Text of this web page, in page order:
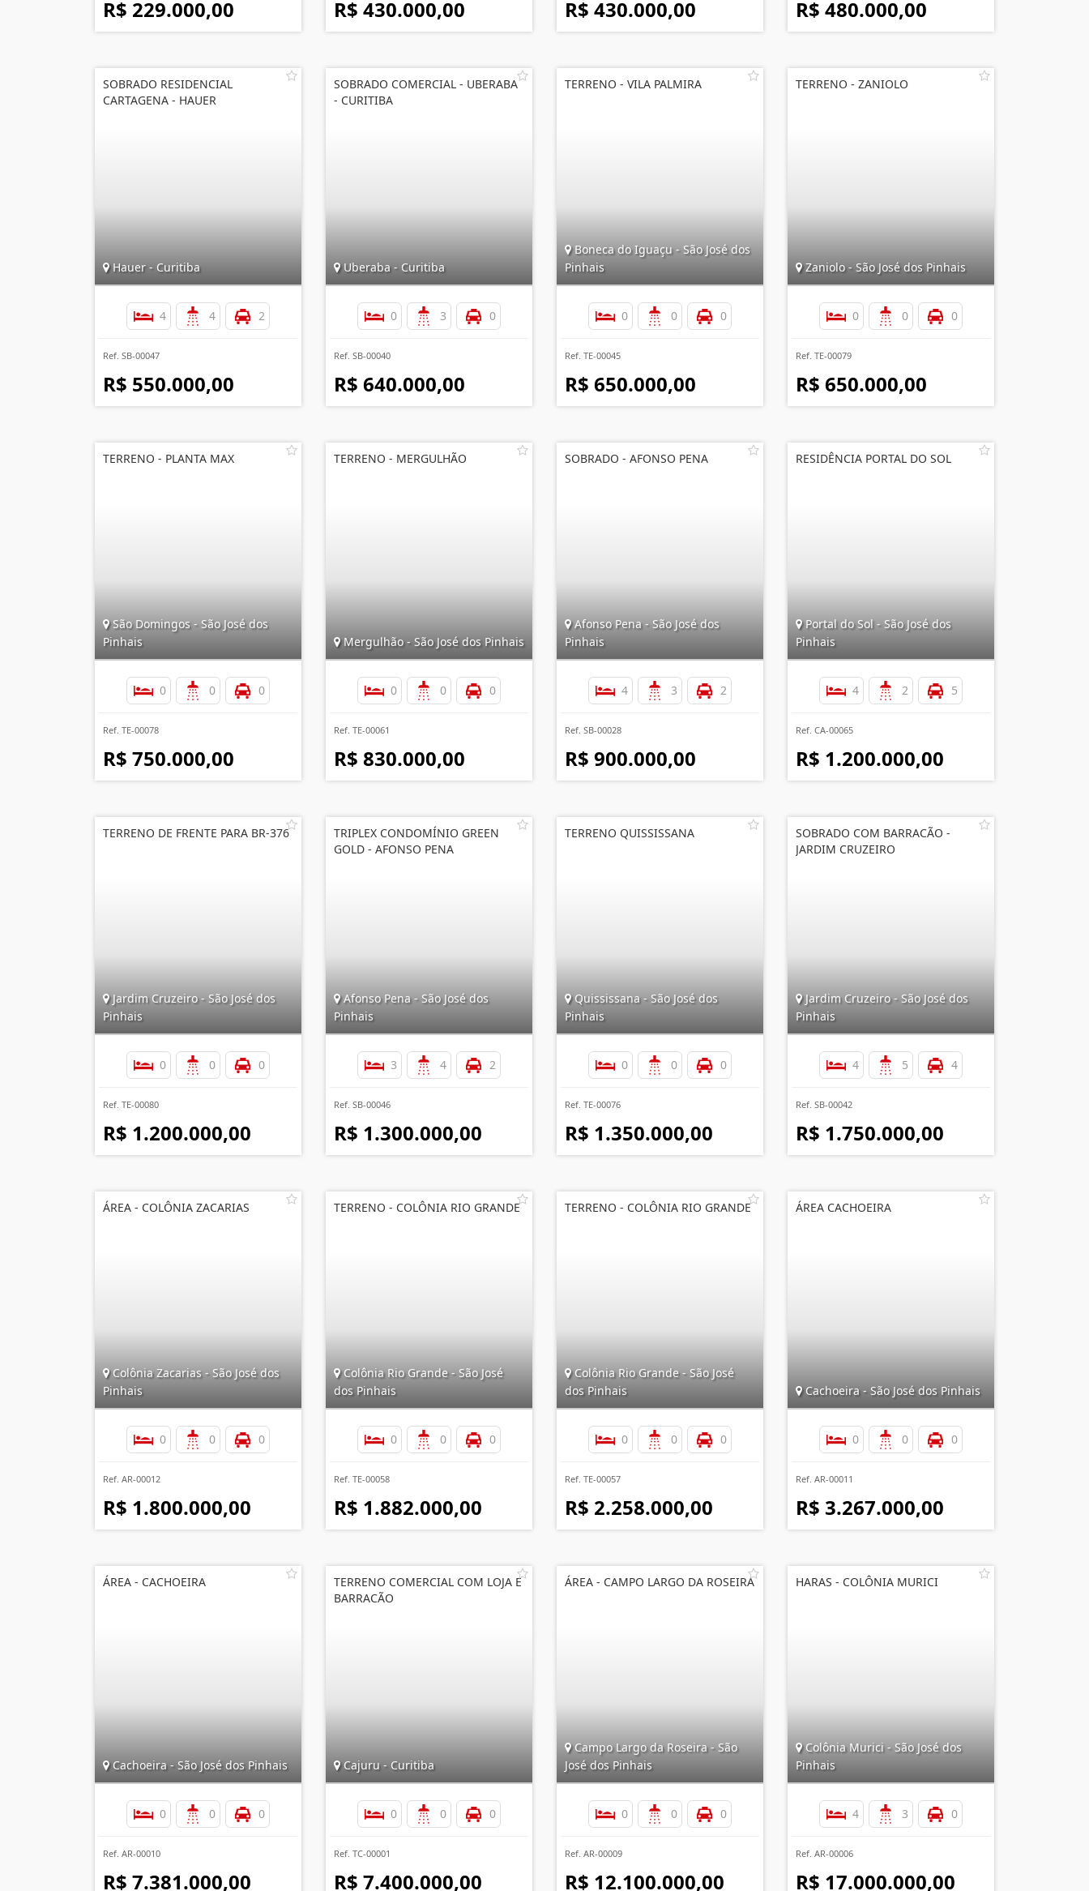
R$ 229.000,00 R$ 430.000,00 R$ 430.000,00 R$ 480.000,00
SOBRADO RESIDENCIAL
CARTAGENA - HAUER
Hauer - Curitiba
4 4 2
Ref. SB-00047
R$ 550.000,00
SOBRADO COMERCIAL - UBERABA
- CURITIBA
Uberaba - Curitiba
0 3 0
Ref. SB-00040
R$ 640.000,00
TERRENO - VILA PALMIRA
Boneca do Iguaçu - São José dos
Pinhais
0 0 0
Ref. TE-00045
R$ 650.000,00
TERRENO - ZANIOLO
Zaniolo - São José dos Pinhais
0 0 0
Ref. TE-00079
R$ 650.000,00
TERRENO - PLANTA MAX
São Domingos - São José dos
Pinhais
0 0 0
Ref. TE-00078
R$ 750.000,00
TERRENO - MERGULHÃO
Mergulhão - São José dos Pinhais
0 0 0
Ref. TE-00061
R$ 830.000,00
SOBRADO - AFONSO PENA
Afonso Pena - São José dos
Pinhais
4 3 2
Ref. SB-00028
R$ 900.000,00
RESIDÊNCIA PORTAL DO SOL
Portal do Sol - São José dos
Pinhais
4 2 5
Ref. CA-00065
R$ 1.200.000,00
TERRENO DE FRENTE PARA BR-376
Jardim Cruzeiro - São José dos
Pinhais
0 0 0
Ref. TE-00080
R$ 1.200.000,00
TRIPLEX CONDOMÍNIO GREEN
GOLD - AFONSO PENA
Afonso Pena - São José dos
Pinhais
3 4 2
Ref. SB-00046
R$ 1.300.000,00
TERRENO QUISSISSANA
Quississana - São José dos
Pinhais
0 0 0
Ref. TE-00076
R$ 1.350.000,00
SOBRADO COM BARRACÃO -
JARDIM CRUZEIRO
Jardim Cruzeiro - São José dos
Pinhais
4 5 4
Ref. SB-00042
R$ 1.750.000,00
ÁREA - COLÔNIA ZACARIAS
Colônia Zacarias - São José dos
Pinhais
0 0 0
Ref. AR-00012
R$ 1.800.000,00
TERRENO - COLÔNIA RIO GRANDE
Colônia Rio Grande - São José
dos Pinhais
0 0 0
Ref. TE-00058
R$ 1.882.000,00
TERRENO - COLÔNIA RIO GRANDE
Colônia Rio Grande - São José
dos Pinhais
0 0 0
Ref. TE-00057
R$ 2.258.000,00
ÁREA CACHOEIRA
Cachoeira - São José dos Pinhais
0 0 0
Ref. AR-00011
R$ 3.267.000,00
ÁREA - CACHOEIRA
Cachoeira - São José dos Pinhais
0 0 0
Ref. AR-00010
R$ 7.381.000,00
TERRENO COMERCIAL COM LOJA E
BARRACÃO
Cajuru - Curitiba
0 0 0
Ref. TC-00001
R$ 7.400.000,00
ÁREA - CAMPO LARGO DA ROSEIRA
Campo Largo da Roseira - São
José dos Pinhais
0 0 0
Ref. AR-00009
R$ 12.100.000,00
HARAS - COLÔNIA MURICI
Colônia Murici - São José dos
Pinhais
4 3 0
Ref. AR-00006
R$ 17.000.000,00